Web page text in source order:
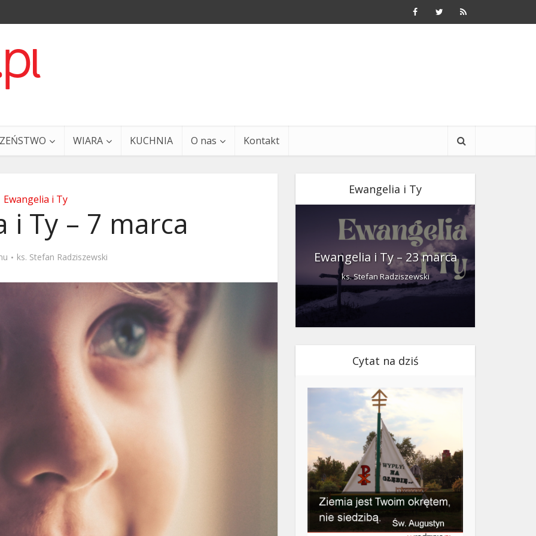
WIARA KUCHNIA O nas Kontakt
Ewangelia i Ty
i Ty – 7 marca
ks. Stefan Radziszewski
Ewangelia i Ty
i Ty – 29 grudnia Ewangelia i Ty – 23 marca
ks. Stefan Radziszewski
Cytat na dziś